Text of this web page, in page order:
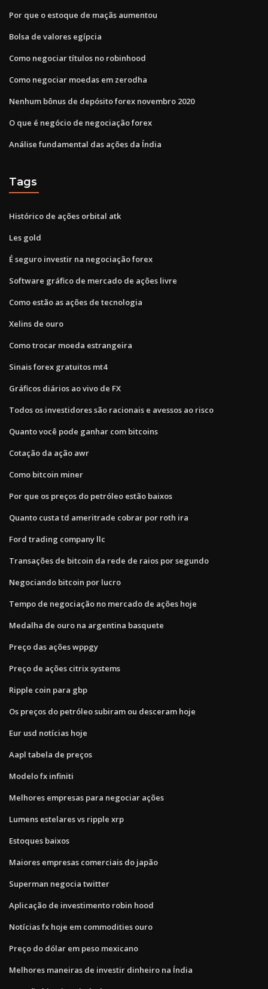
Por que o estoque de maçãs aumentou
Bolsa de valores egípcia
Como negociar títulos no robinhood
Como negociar moedas em zerodha
Nenhum bônus de depósito forex novembro 2020
O que é negócio de negociação forex
Análise fundamental das ações da Índia
Tags
Histórico de ações orbital atk
Les gold
É seguro investir na negociação forex
Software gráfico de mercado de ações livre
Como estão as ações de tecnologia
Xelins de ouro
Como trocar moeda estrangeira
Sinais forex gratuitos mt4
Gráficos diários ao vivo de FX
Todos os investidores são racionais e avessos ao risco
Quanto você pode ganhar com bitcoins
Cotação da ação awr
Como bitcoin miner
Por que os preços do petróleo estão baixos
Quanto custa td ameritrade cobrar por roth ira
Ford trading company llc
Transações de bitcoin da rede de raios por segundo
Negociando bitcoin por lucro
Tempo de negociação no mercado de ações hoje
Medalha de ouro na argentina basquete
Preço das ações wppgy
Preço de ações citrix systems
Ripple coin para gbp
Os preços do petróleo subiram ou desceram hoje
Eur usd notícias hoje
Aapl tabela de preços
Modelo fx infiniti
Melhores empresas para negociar ações
Lumens estelares vs ripple xrp
Estoques baixos
Maiores empresas comerciais do japão
Superman negocia twitter
Aplicação de investimento robin hood
Notícias fx hoje em commodities ouro
Preço do dólar em peso mexicano
Melhores maneiras de investir dinheiro na Índia